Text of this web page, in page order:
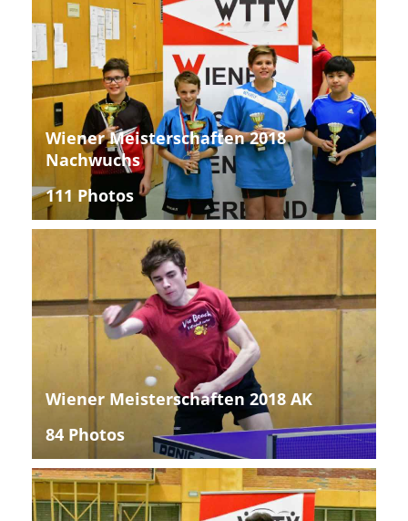
Wiener Meisterschaften 2018
Nachwuchs
111 Photos
Wiener Meisterschaften 2018 AK
84 Photos